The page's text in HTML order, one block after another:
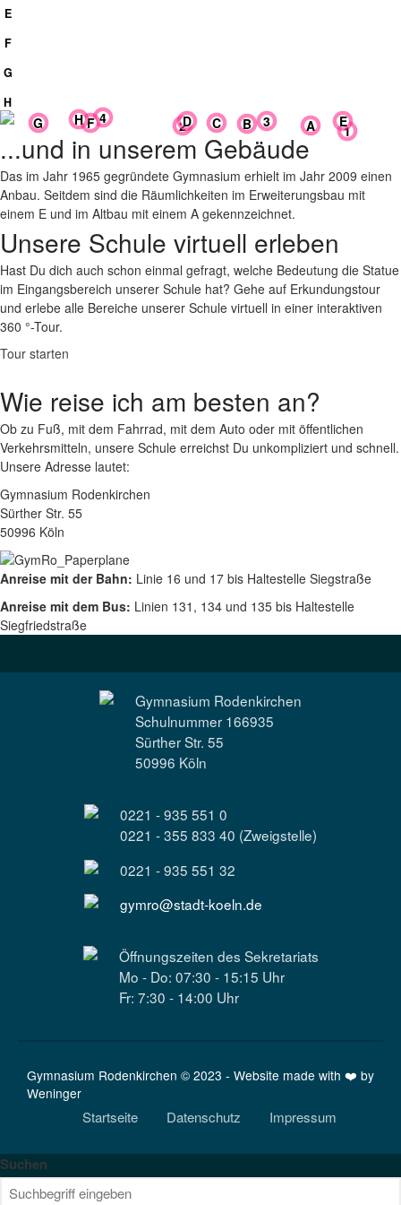
E
F
G
H
1
2 3
4 A
B
C
D E
F
G H
...und in unserem Gebäude
Das im Jahr 1965 gegründete Gymnasium erhielt im Jahr 2009 einen
Anbau. Seitdem sind die Räumlichkeiten im Erweiterungsbau mit
einem E und im Altbau mit einem A gekennzeichnet.
Unsere Schule virtuell erleben
Hast Du dich auch schon einmal gefragt, welche Bedeutung die Statue
im Eingangsbereich unserer Schule hat? Gehe auf Erkundungstour
und erlebe alle Bereiche unserer Schule virtuell in einer interaktiven
360 °-Tour.
Tour starten
Wie reise ich am besten an?
Ob zu Fuß, mit dem Fahrrad, mit dem Auto oder mit öffentlichen
Verkehrsmitteln, unsere Schule erreichst Du unkompliziert und schnell.
Unsere Adresse lautet:
Gymnasium Rodenkirchen
Sürther Str. 55
50996 Köln
Anreise mit der Bahn: Linie 16 und 17 bis Haltestelle Siegstraße
Anreise mit dem Bus: Linien 131, 134 und 135 bis Haltestelle
Siegfriedstraße
Gymnasium Rodenkirchen
Schulnummer 166935
Sürther Str. 55
50996 Köln
0221 - 935 551 0
0221 - 355 833 40 (Zweigstelle)
0221 - 935 551 32
gymro@stadt-koeln.de
Öffnungszeiten des Sekretariats
Mo - Do: 07:30 - 15:15 Uhr
Fr: 7:30 - 14:00 Uhr
Gymnasium Rodenkirchen © 2023 - Website made with ❤️ by
Weninger
Startseite Datenschutz Impressum
Suchen